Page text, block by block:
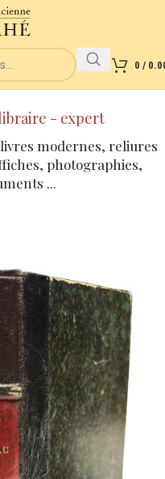
0 /
libraire - expert
modernes, reliures
photographies,
...